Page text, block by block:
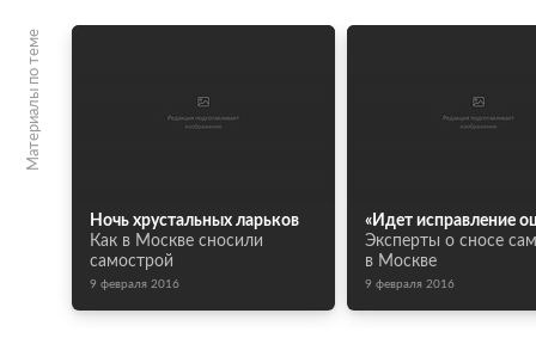
Материалы по теме
Ночь хрустальных ларьков
Как в Москве сносили
самострой
9 февраля 2016
«Идет исправление
Эксперты о сносе
в Москве
9 февраля 2016